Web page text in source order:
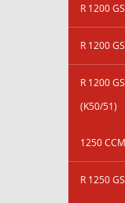
R 1200
R 1200
R 1200
(K50/51)
1250 CCM
R 1250